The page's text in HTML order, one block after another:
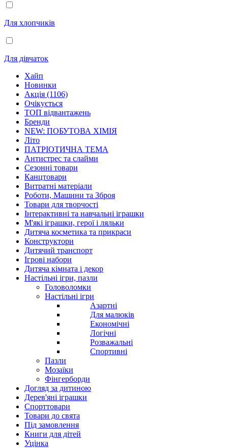
Для хлопчиків
Для дівчаток
Хайп
Новинки
Акція (1106)
Очікується
ТОП відвантажень
Бренди
NEW: ПОБУТОВА ХІМІЯ
Літо
ПАТРІОТИЧНА ТЕМА
Антистрес та слайми
Сезонні товари
Канцтовари
Витратні матеріали
Роботи, Машини та Зброя
Товари для творчості
Інтерактивні та навчальні іграшки
М'які іграшки, герої і ляльки
Дитяча косметика та прикраси
Конструктори
Дитячий транспорт
Ігрові набори
Дитяча кімната і декор
Настільні ігри, пазли
Головоломки
Настільні ігри
Азартні
Для малюків
Економічні
Логічні
Розважальні
Спортивні
Пазли
Мозаїки
Фінгерборди
Догляд за дитиною
Дерев'яні іграшки
Спорттовари
Товари до свята
Під замовлення
Книги для дітей
Уцінка